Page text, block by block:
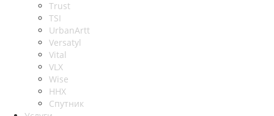
Trust
TSI
UrbanArtt
Versatyl
Vital
VLX
Wise
ННХ
Спутник